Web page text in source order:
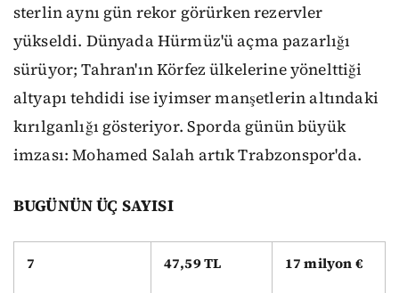
sterlin aynı gün rekor görürken rezervler
yükseldi. Dünyada Hürmüz'ü açma pazarlığı
sürüyor; Tahran'ın Körfez ülkelerine yönelttiği
altyapı tehdidi ise iyimser manşetlerin altındaki
kırılganlığı gösteriyor. Sporda günün büyük
imzası: Mohamed Salah artık Trabzonspor'da.
BUGÜNÜN ÜÇ SAYISI
7 47,59 TL 17 milyon €